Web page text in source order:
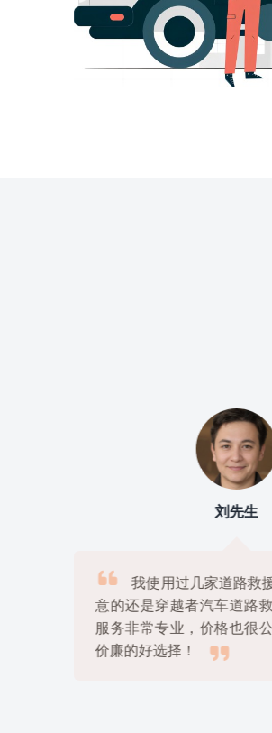
刘先生

我使用过几家道路救
意的还是穿越者汽车道路
服务非常专业，价格也很
价廉的好选择！
